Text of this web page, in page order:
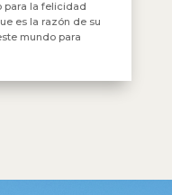
para la felicidad
es la razón de su
mundo para